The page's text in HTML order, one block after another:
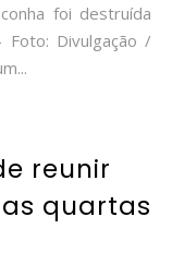
foi destruída
Foto: Divulgação /
reunir
quartas